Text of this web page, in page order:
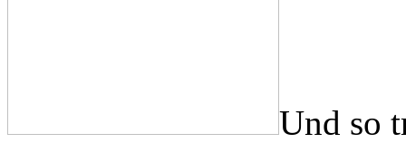
Und so